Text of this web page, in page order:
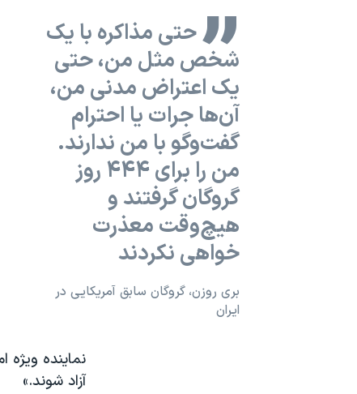
حتی مذاکره با یک
شخص مثل من، حتی
یک اعتراض مدنی من،
آن‌ها جرات یا احترام
گفت‌وگو با من ندارند.
من را برای ۴۴۴ روز
گروگان گرفتند و
هیچ‌وقت معذرت
خواهی نکردند
بری روزن، گروگان سابق آمریکایی در
ایران
نماینده
آزاد شوند.»